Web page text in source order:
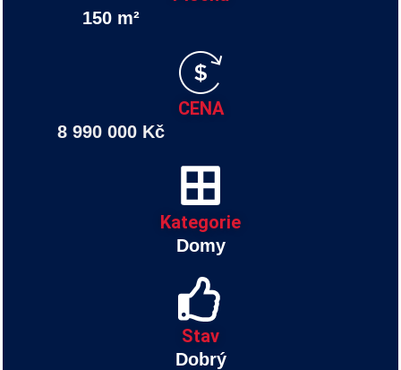
150 m²
CENA
8 990 000 Kč
Kategorie
Domy
Stav
Dobrý